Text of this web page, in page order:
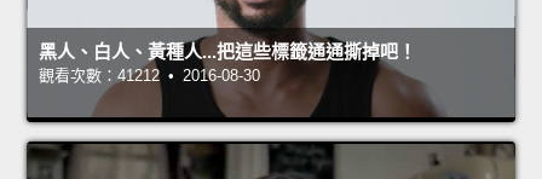
黑人、白人、黃種人...把這些標籤通通撕掉吧！
觀看次數：41212 • 2016-08-30